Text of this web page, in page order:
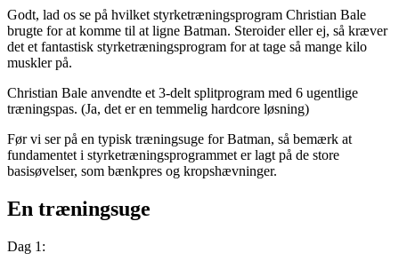
Godt, lad os se på hvilket styrketræningsprogram Christian Bale
brugte for at komme til at ligne Batman. Steroider eller ej, så kræver
det et fantastisk styrketræningsprogram for at tage så mange kilo
muskler på.
Christian Bale anvendte et 3-delt splitprogram med 6 ugentlige
træningspas. (Ja, det er en temmelig hardcore løsning)
Før vi ser på en typisk træningsuge for Batman, så bemærk at
fundamentet i styrketræningsprogrammet er lagt på de store
basisøvelser, som bænkpres og kropshævninger.
En træningsuge
Dag 1: